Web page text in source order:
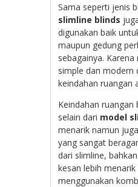
Sama seperti jenis
slimline blinds
digunakan baik
maupun gedung
sebagainya.
simple dan modern
keindahan ruangan
Keindahan ruangan
selain dari model
menarik namun
yang sangat
dari slimline,
kesan lebih
menggunakan